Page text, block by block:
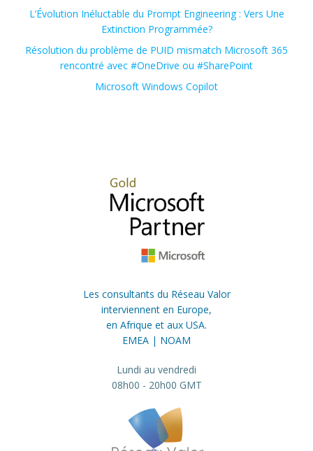
L’Évolution Inéluctable du Prompt Engineering : Vers Une
Extinction Programmée?
Résolution du problème de PUID mismatch Microsoft 365
rencontré avec #OneDrive ou #SharePoint
Microsoft Windows Copilot
Les consultants du Réseau Valor
interviennent en Europe,
en Afrique et aux USA.
EMEA | NOAM
Lundi au vendredi
08h00 - 20h00 GMT